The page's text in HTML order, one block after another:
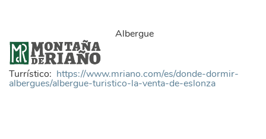
marca_montana_riano_transpar_.png
Albergue
Turrístico: https://www.mriano.com/es/donde-dormir-
albergues/albergue-turistico-la-venta-de-eslonza